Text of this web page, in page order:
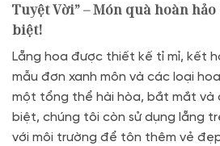
Tuyệt Vời” – Món quà hoàn
biệt!
Lẵng hoa được thiết kế tỉ mỉ, kết
mẫu đơn xanh môn và các loại
một tổng thể hài hòa, bắt mắt
biệt, chúng tôi còn sử dụng lẵng
với môi trường để tôn thêm vẻ